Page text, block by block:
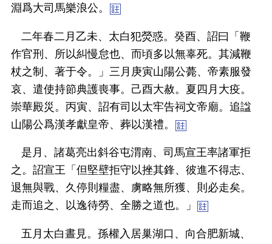
淵爲大司馬樂浪公。
二年春二月乙未、太白犯熒惑。癸酉、詔曰「鞭
作官刑、所以糾慢怠也、而頃多以無辜死。其減鞭
杖之制、著于令。」三月庚寅山陽公薨、帝素服發
哀、遣使持節典護喪事。己酉大赦。夏四月大疫。
崇華殿災。丙寅、詔有司以太牢告祠文帝廟。追諡
山陽公爲漢孝獻皇帝、葬以漢禮。
是月、諸葛亮出斜谷屯渭南、司馬宣王率諸軍拒
之。詔宣王「但堅壁拒守以挫其鋒、彼進不得志、
退無與戰、久停則糧盡、虜略無所獲、則必走矣。
走而追之、以逸待勞、全勝之道也。」
五月太白晝見。孫權入居巢湖口、向合肥新城、